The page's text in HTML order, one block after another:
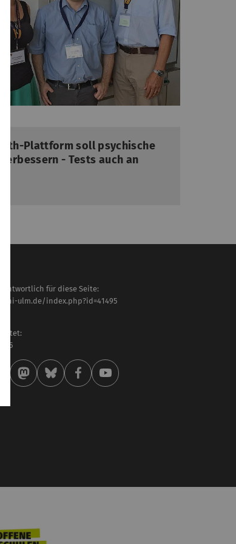
Plattform soll psychische
- Tests auch an
für diese Seite:
ulm.de/index.php?id=41495